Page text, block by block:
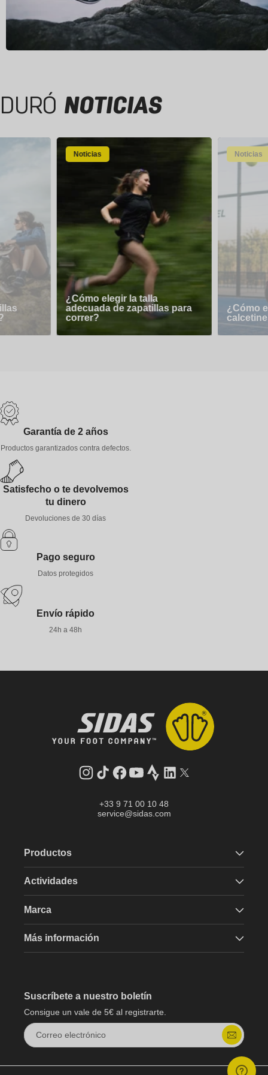
DURÓ NOTICIAS
Noticias
¿Cómo elegir la talla
adecuada de zapatillas para
correr?
Noticias
¿Cómo
Garantía de 2 años
Productos garantizados contra defectos.
Satisfecho o te devolvemos
tu dinero
Devoluciones de 30 días
Pago seguro
Datos protegidos
Envío rápido
24h a 48h
Instagram
tiktokfacebookyoutubeStravaLinkedInGorjeo
+33 9 71 00 10 48
service@sidas.com
Productos
Actividades
Marca
Más información
Suscríbete a nuestro boletín
Consigue un vale de 5€ al registrarte.
Correo electrónico